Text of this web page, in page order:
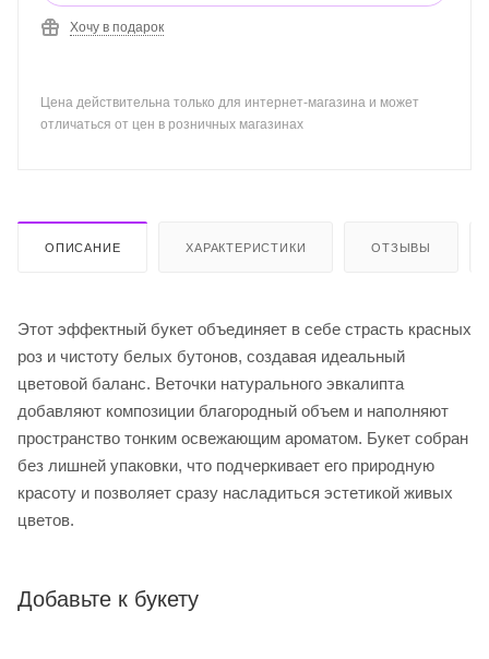
Хочу в подарок
Цена действительна только для интернет-магазина и может
отличаться от цен в розничных магазинах
ОПИСАНИЕ ХАРАКТЕРИСТИКИ ОТЗЫВЫ
Этот эффектный букет объединяет в себе страсть красных
роз и чистоту белых бутонов, создавая идеальный
цветовой баланс. Веточки натурального эвкалипта
добавляют композиции благородный объем и наполняют
пространство тонким освежающим ароматом. Букет собран
без лишней упаковки, что подчеркивает его природную
красоту и позволяет сразу насладиться эстетикой живых
цветов.
Добавьте к букету